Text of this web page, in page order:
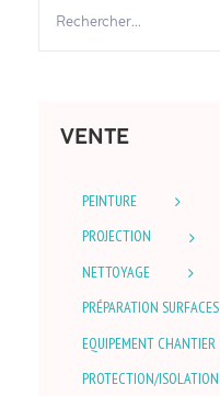
VENTE
PEINTURE
PROJECTION
NETTOYAGE
PRÉPARATION SURFACES
EQUIPEMENT CHANTIER
PROTECTION/ISOLATION